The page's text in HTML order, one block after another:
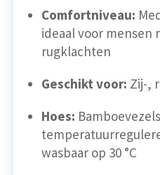
Comfortniveau:
ideaal voor mensen
rugklachten
Geschikt voor: Zij-,
Hoes:
wasbaar op 30 °C